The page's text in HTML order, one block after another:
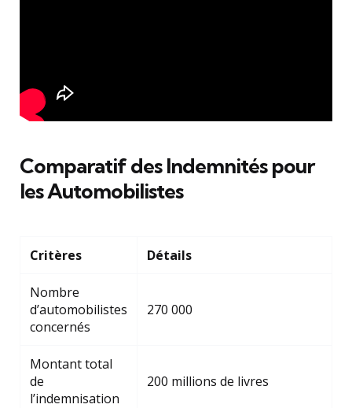
Comparatif des Indemnités pour
les Automobilistes
Critères Détails
Nombre
d’automobilistes
concernés
270 000
Montant total
de
l’indemnisation
200 millions de livres